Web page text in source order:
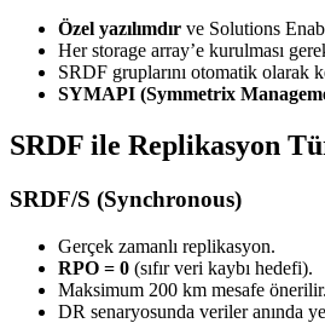
Özel yazılımdır ve Solutions
Her storage array’e kurulması
SRDF gruplarını otomatik olarak
SYMAPI (Symmetrix
SRDF ile Replikasyon
SRDF/S (Synchronous)
Gerçek zamanlı replikasyon.
RPO = 0 (sıfır veri kaybı hedefi).
Maksimum 200 km mesafe önerilir.
DR senaryosunda veriler anında